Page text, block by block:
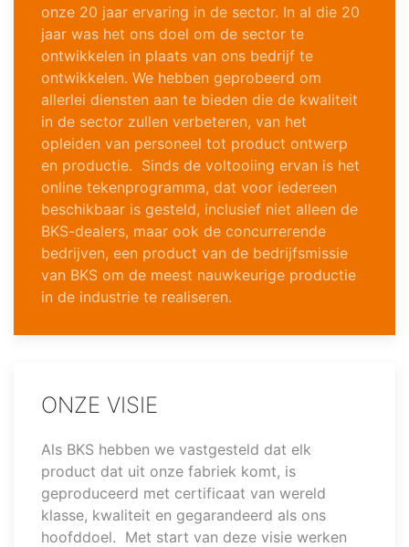
onze 20 jaar ervaring in de sector. In al die 20
jaar was het ons doel om de sector te
ontwikkelen in plaats van ons bedrijf te
ontwikkelen. We hebben geprobeerd om
allerlei diensten aan te bieden die de kwaliteit
in de sector zullen verbeteren, van het
opleiden van personeel tot product ontwerp
en productie. Sinds de voltooiing ervan is het
online tekenprogramma, dat voor iedereen
beschikbaar is gesteld, inclusief niet alleen de
BKS-dealers, maar ook de concurrerende
bedrijven, een product van de bedrijfsmissie
van BKS om de meest nauwkeurige productie
in de industrie te realiseren.
ONZE VISIE
Als BKS hebben we vastgesteld dat elk
product dat uit onze fabriek komt, is
geproduceerd met certificaat van wereld
klasse, kwaliteit en gegarandeerd als ons
hoofddoel. Met start van deze visie werken